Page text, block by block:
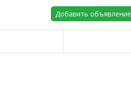
Добавить объявление